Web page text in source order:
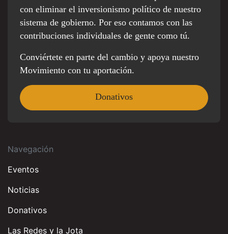
con eliminar el inversionismo político de nuestro
sistema de gobierno. Por eso contamos con las
contribuciones individuales de gente como tú.
Conviértete en parte del cambio y apoya nuestro
Movimiento con tu aportación.
Donativos
Navegación
Eventos
Noticias
Donativos
Las Redes y la Jota